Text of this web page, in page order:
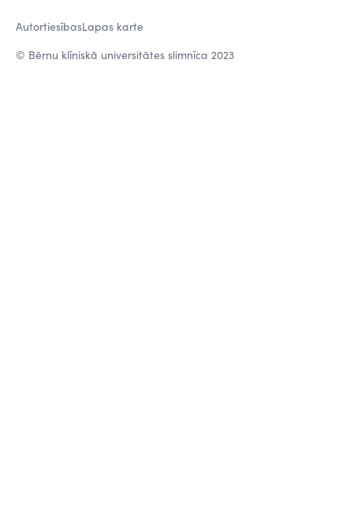
© Bērnu klīniskā universitātes slimnīca 2023
AutortiesībasLapas karte